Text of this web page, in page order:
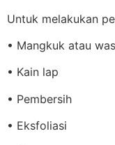
Untuk melakukan
• Mangkuk atau
• Kain lap
• Pembersih
• Eksfoliasi